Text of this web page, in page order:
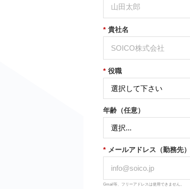
* 貴社名
* 役職
年齢（任意）
* メールアドレス（勤務先）
Gmail等、フリーアドレスは使用できません。